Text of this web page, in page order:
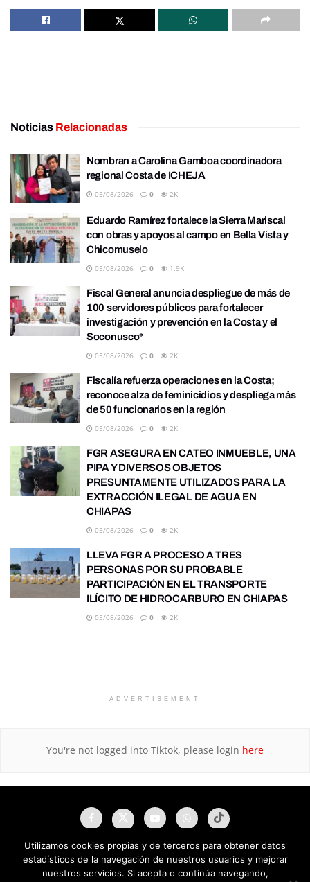
Noticias Relacionadas
Nombran a Carolina Gamboa coordinadora
regional Costa de ICHEJA
05/08/2026 0 2K
Eduardo Ramírez fortalece la Sierra Mariscal
con obras y apoyos al campo en Bella Vista y
Chicomuselo
05/08/2026 0 1.9K
Fiscal General anuncia despliegue de más de
100 servidores públicos para fortalecer
investigación y prevención en la Costa y el
Soconusco*
05/08/2026 0 2K
Fiscalía refuerza operaciones en la Costa;
reconoce alza de feminicidios y despliega más
de 50 funcionarios en la región
05/08/2026 0 2K
FGR ASEGURA EN CATEO INMUEBLE, UNA
PIPA Y DIVERSOS OBJETOS
PRESUNTAMENTE UTILIZADOS PARA LA
EXTRACCIÓN ILEGAL DE AGUA EN
CHIAPAS
05/08/2026 0 2K
LLEVA FGR A PROCESO A TRES
PERSONAS POR SU PROBABLE
PARTICIPACIÓN EN EL TRANSPORTE
ILÍCITO DE HIDROCARBURO EN CHIAPAS
05/08/2026 0 2K
ADVERTISEMENT
You're not logged into Tiktok, please login here
Utilizamos cookies propias y de terceros para obtener datos
estadísticos de la navegación de nuestros usuarios y mejorar
nuestros servicios. Si acepta o continúa navegando,